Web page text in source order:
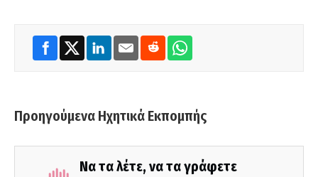
Προηγούμενα Ηχητικά Εκπομπής
Να τα λέτε, να τα γράφετε